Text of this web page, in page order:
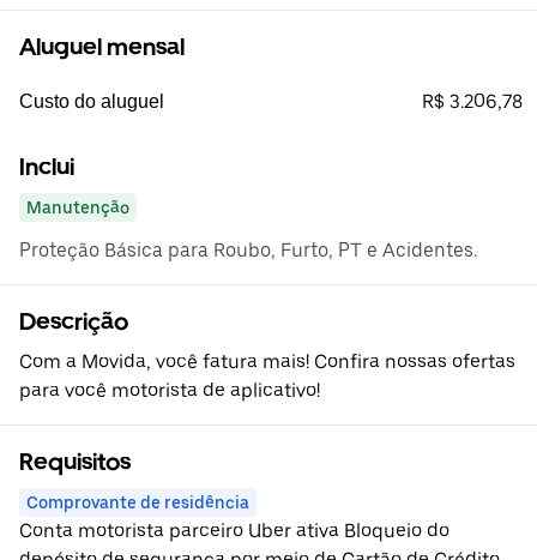
Aluguel mensal
Custo do aluguel R$ 3.206,78
Inclui
Manutenção
Proteção Básica para Roubo, Furto, PT e Acidentes.
Descrição
Com a Movida, você fatura mais! Confira nossas ofertas
para você motorista de aplicativo!
Requisitos
Comprovante de residência
Conta motorista parceiro Uber ativa Bloqueio do